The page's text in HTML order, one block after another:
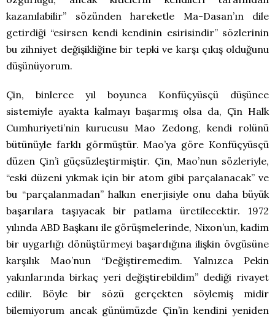
kazanılabilir” sözünden hareketle Ma-Dasan’ın dile
getirdiği “esirsen kendi kendinin esirisindir” sözlerinin
bu zihniyet değişikliğine bir tepki ve karşı çıkış olduğunu
düşünüyorum.
Çin, binlerce yıl boyunca Konfüçyüsçü düşünce
sistemiyle ayakta kalmayı başarmış olsa da, Çin Halk
Cumhuriyeti’nin kurucusu Mao Zedong, kendi rolünü
bütünüyle farklı görmüştür. Mao’ya göre Konfüçyüsçü
düzen Çin’i güçsüzleştirmiştir. Çin, Mao’nun sözleriyle,
“eski düzeni yıkmak için bir atom gibi parçalanacak” ve
bu “parçalanmadan” halkın enerjisiyle onu daha büyük
başarılara taşıyacak bir patlama üretilecektir. 1972
yılında ABD Başkanı ile görüşmelerinde, Nixon’un, kadim
bir uygarlığı dönüştürmeyi başardığına ilişkin övgüsüne
karşılık Mao’nun “Değiştiremedim. Yalnızca Pekin
yakınlarında birkaç yeri değiştirebildim” dediği rivayet
edilir. Böyle bir sözü gerçekten söylemiş midir
bilemiyorum ancak günümüzde Çin’in kendini yeniden